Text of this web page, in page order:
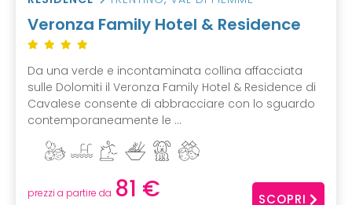
Veronza Family Hotel & Residence
Da una verde e incontaminata collina affacciata
sulle Dolomiti il Veronza Family Hotel & Residence di
Cavalese consente di abbracciare con lo sguardo
contemporaneamente le ...
prezzi a partire da 81 € SCOPRI